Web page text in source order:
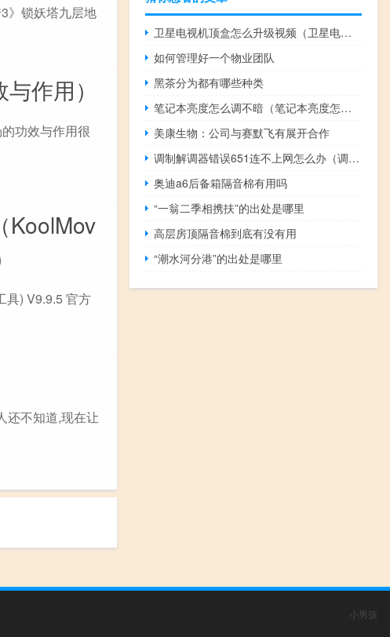
》锁妖塔九层地
作用）
功效与作用很
KoolMov
具) V9.9.5 官方
还不知道,现在让
卫星电视机顶盒怎么升级视频（卫星电视机顶盒怎么升级）
如何管理好一个物业团队
黑茶分为都有哪些种类
笔记本亮度怎么调不暗（笔记本亮度怎么调不）
美康生物：公司与赛默飞有展开合作
调制解调器错误651连不上网怎么办（调制解调器错误651）
奥迪a6后备箱隔音棉有用吗
“一翁二季相携扶”的出处是哪里
高层房顶隔音棉到底有没有用
“潮水河分港”的出处是哪里
小男孩